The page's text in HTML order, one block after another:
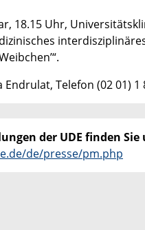
18.15 Uhr,
Telefon (02 01) 1
der UDE finden Sie
de/presse/pm.php